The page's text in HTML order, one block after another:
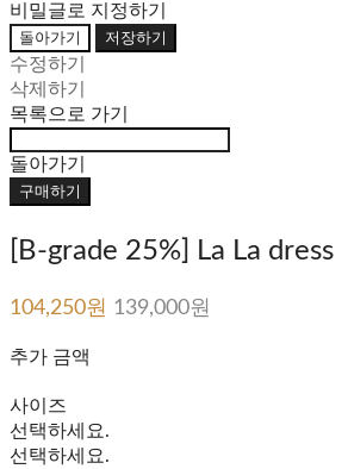
비밀글로 지정하기
돌아가기 저장하기
수정하기
삭제하기
목록으로 가기
돌아가기
구매하기
[B-grade 25%] La La dress
104,250원 139,000원
추가 금액
사이즈
선택하세요.
선택하세요.